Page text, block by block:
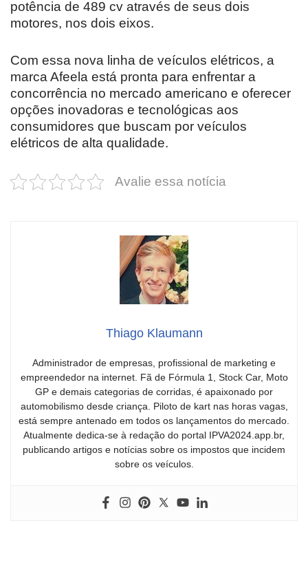
potência de 489 cv através de seus dois
motores, nos dois eixos.
Com essa nova linha de veículos elétricos, a
marca Afeela está pronta para enfrentar a
concorrência no mercado americano e oferecer
opções inovadoras e tecnológicas aos
consumidores que buscam por veículos
elétricos de alta qualidade.
Avalie essa notícia
Thiago Klaumann
Administrador de empresas, profissional de marketing e
empreendedor na internet. Fã de Fórmula 1, Stock Car, Moto
GP e demais categorias de corridas, é apaixonado por
automobilismo desde criança. Piloto de kart nas horas vagas,
está sempre antenado em todos os lançamentos do mercado.
Atualmente dedica-se à redação do portal IPVA2024.app.br,
publicando artigos e notícias sobre os impostos que incidem
sobre os veículos.